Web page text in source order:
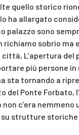
quello storico
ha allargato
palazzo sono
richiamo sobrio
L’apertura del
più persone in
sta tornando a
del Ponte Forbato,
c’era
su strutture